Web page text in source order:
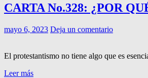
CARTA No.328: ¿POR
mayo 6, 2023 Deja un comentario
El protestantismo no tiene algo que es
Leer más